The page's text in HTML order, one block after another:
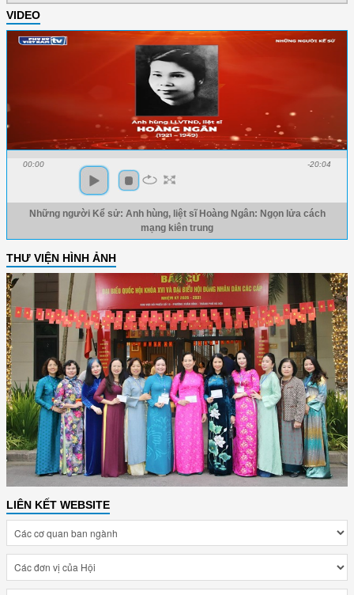
VIDEO
00:00 -20:04
Những người Kể sử: Anh hùng, liệt sĩ Hoàng Ngân: Ngọn lửa cách
mạng kiên trung
THƯ VIỆN HÌNH ẢNH
LIÊN KẾT WEBSITE